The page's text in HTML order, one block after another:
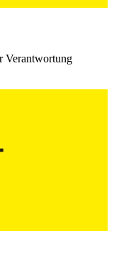
Verantwortung